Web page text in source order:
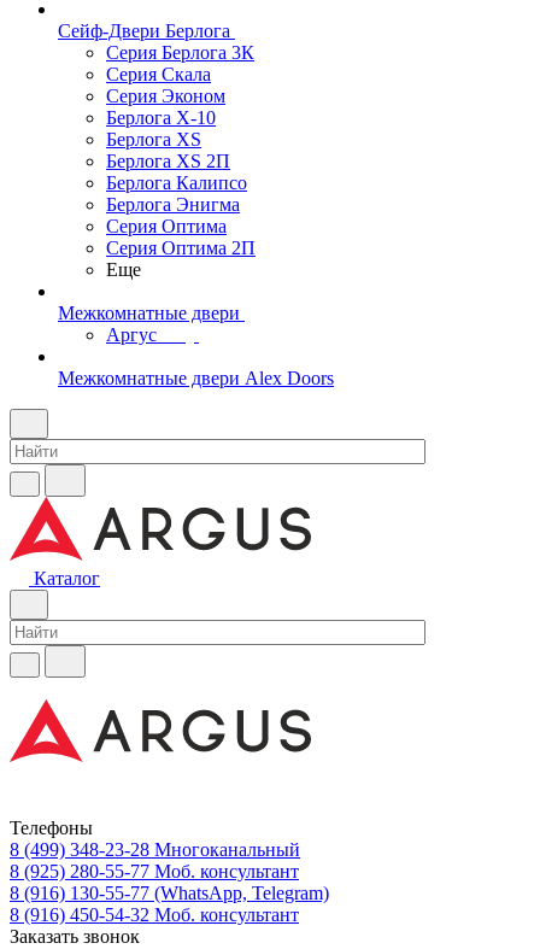
Сейф-Двери Берлога
Серия Берлога 3К
Серия Скала
Серия Эконом
Берлога X-10
Берлога XS
Берлога XS 2П
Берлога Калипсо
Берлога Энигма
Серия Оптима
Серия Оптима 2П
Еще
Межкомнатные двери
Аргус
Межкомнатные двери Alex Doors
Каталог
Телефоны
8 (499) 348-23-28 Многоканальный
8 (925) 280-55-77 Моб. консультант
8 (916) 130-55-77 (WhatsApp, Telegram)
8 (916) 450-54-32 Моб. консультант
Заказать звонок